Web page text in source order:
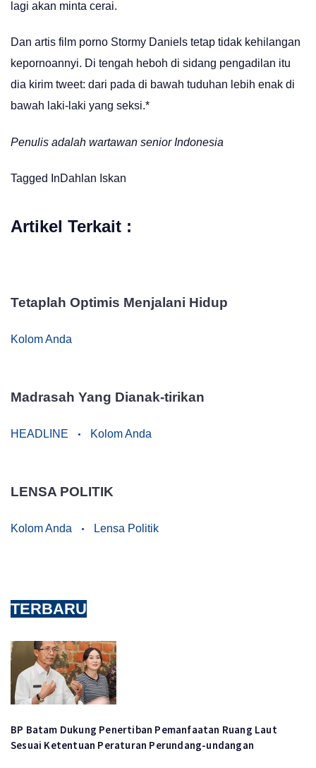
lagi akan minta cerai.
Dan artis film porno Stormy Daniels tetap tidak kehilangan
kepornoannyi. Di tengah heboh di sidang pengadilan itu
dia kirim tweet: dari pada di bawah tuduhan lebih enak di
bawah laki-laki yang seksi.*
Penulis adalah wartawan senior Indonesia
Tagged InDahlan Iskan
Artikel Terkait :
Tetaplah Optimis Menjalani Hidup
Kolom Anda
Madrasah Yang Dianak-tirikan
HEADLINE Kolom Anda
LENSA POLITIK
Kolom Anda Lensa Politik
TERBARU
BP Batam Dukung Penertiban Pemanfaatan Ruang Laut
Sesuai Ketentuan Peraturan Perundang-undangan